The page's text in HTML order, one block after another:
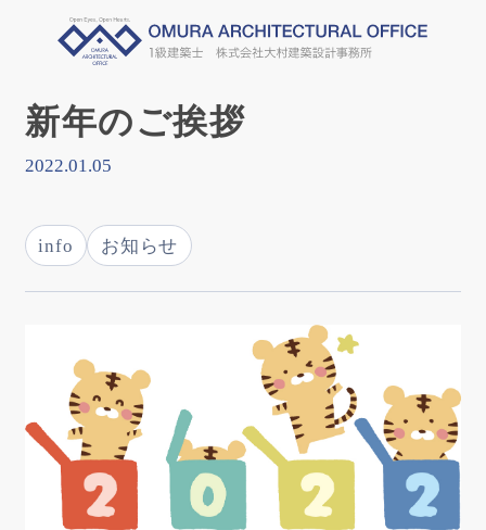
新年のご挨拶
2022.01.05
info お知らせ